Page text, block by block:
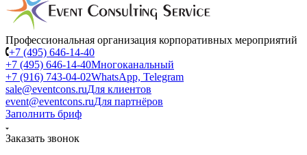
Профессиональная организация корпоративных мероприятий
+7 (495) 646-14-40
+7 (495) 646-14-40Многоканальный
+7 (916) 743-04-02WhatsApp, Telegram
sale@eventcons.ruДля клиентов
event@eventcons.ruДля партнёров
Заполнить бриф
Заказать звонок